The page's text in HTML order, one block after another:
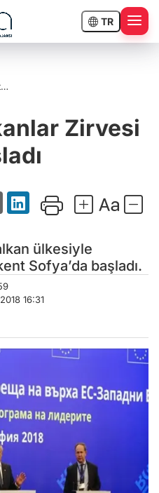
TR
Zirvesi
ülkesiyle
Sofya’da başladı.
16:31